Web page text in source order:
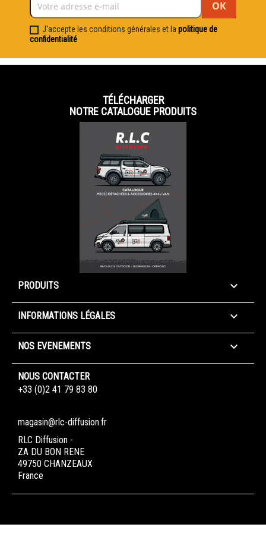
J'accepte les conditions générales et la politique de
confidentialité
TÉLÉCHARGER
NOTRE CATALOGUE PRODUITS
PRODUITS 
INFORMATIONS LÉGALES 
NOS EVENEMENTS 
NOUS CONTACTER
+33 (0)2 41 79 83 80
magasin@rlc-diffusion.fr
RLC Diffusion -
ZA DU BON RENE
49750 CHANZEAUX
France